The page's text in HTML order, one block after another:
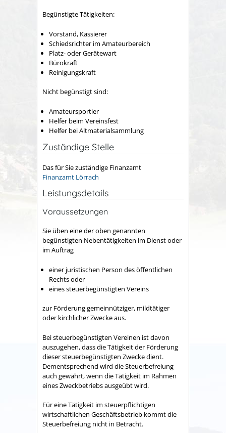
Begünstigte Tätigkeiten:
Vorstand, Kassierer
Schiedsrichter im Amateurbereich
Platz- oder Gerätewart
Bürokraft
Reinigungskraft
Nicht begünstigt sind:
Amateursportler
Helfer beim Vereinsfest
Helfer bei Altmaterialsammlung
Zuständige Stelle
Das für Sie zuständige Finanzamt
Finanzamt Lörrach
Leistungsdetails
Voraussetzungen
Sie üben eine der oben genannten
begünstigten Nebentätigkeiten im Dienst oder
im Auftrag
einer juristischen Person des öffentlichen
Rechts oder
eines steuerbegünstigten Vereins
zur Förderung gemeinnütziger, mildtätiger
oder kirchlicher Zwecke aus.
Bei steuerbegünstigten Vereinen ist davon
auszugehen, dass die Tätigkeit der Förderung
dieser steuerbegünstigten Zwecke dient.
Dementsprechend wird die Steuerbefreiung
auch gewährt, wenn die Tätigkeit im Rahmen
eines Zweckbetriebs ausgeübt wird.
Für eine Tätigkeit im steuerpflichtigen
wirtschaftlichen Geschäftsbetrieb kommt die
Steuerbefreiung nicht in Betracht.